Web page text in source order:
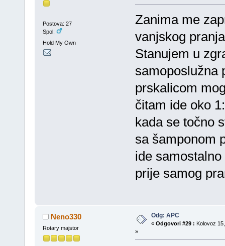
Postova: 27
Spol:
Hold My Own
Zanima me
vanjskog
Stanujem u
samoposlužna
prskalicom
čitam ide oko
kada se točno
sa šamponom
ide
prije samog
Neno330
Rotary majstor
Odg: APC
« Odgovori #29 : Kolovoz
»